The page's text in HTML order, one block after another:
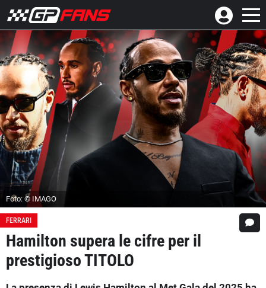
Foto: © IMAGO
FERRARI
Hamilton supera le cifre per il
prestigioso TITOLO